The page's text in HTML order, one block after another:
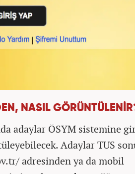
NASIL
adaylar ÖSYM sistemine
Adaylar TUS
adresinden ya da mobil